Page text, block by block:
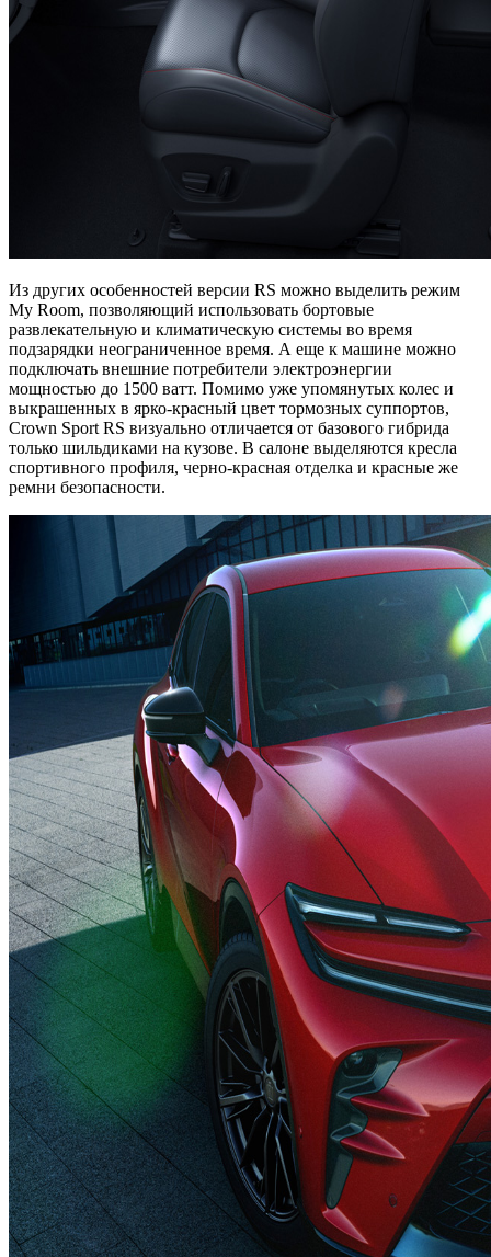
Из других особенностей версии RS можно выделить режим
My Room, позволяющий использовать бортовые
развлекательную и климатическую системы во время
подзарядки неограниченное время. А еще к машине можно
подключать внешние потребители электроэнергии
мощностью до 1500 ватт. Помимо уже упомянутых колес и
выкрашенных в ярко-красный цвет тормозных суппортов,
Crown Sport RS визуально отличается от базового гибрида
только шильдиками на кузове. В салоне выделяются кресла
спортивного профиля, черно-красная отделка и красные же
ремни безопасности.